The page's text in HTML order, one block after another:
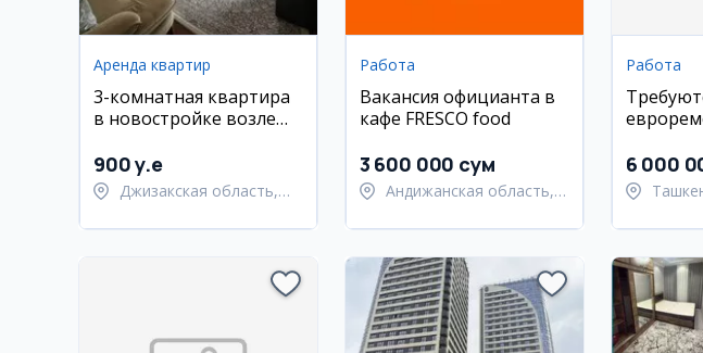
Аренда квартир
3-комнатная квартира
в новостройке возле
мебелью
900 y.e
Джизакская область,
Работа
Вакансия официанта в
кафе FRESCO food
3 600 000 сум
Андижанская область,
Работа
6 000